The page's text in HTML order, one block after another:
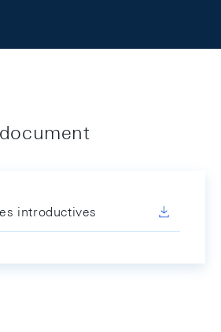
introductives